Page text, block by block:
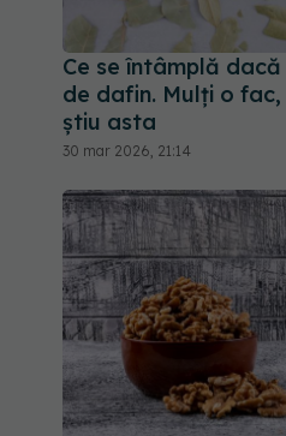
Ce se întâmplă
de dafin. Mulți o
știu asta
30 mar 2026, 21:14